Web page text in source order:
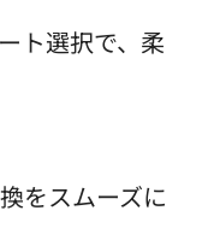
ト選択で、柔
をスムーズに